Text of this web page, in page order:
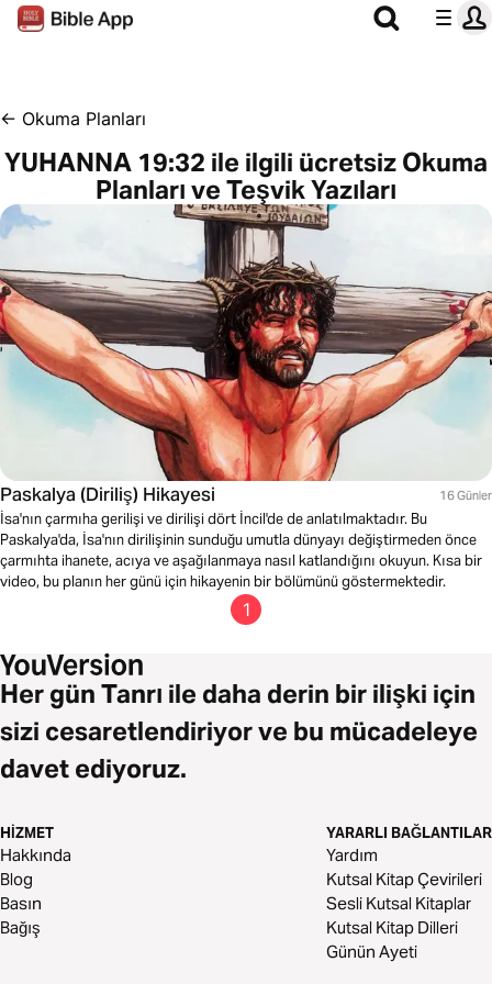
← Okuma Planları
YUHANNA 19:32 ile ilgili ücretsiz Okuma
Planları ve Teşvik Yazıları
Paskalya (Diriliş) Hikayesi 16 Günler
İsa'nın çarmıha gerilişi ve dirilişi dört İncil'de de anlatılmaktadır. Bu
Paskalya'da, İsa'nın dirilişinin sunduğu umutla dünyayı değiştirmeden önce
çarmıhta ihanete, acıya ve aşağılanmaya nasıl katlandığını okuyun. Kısa bir
video, bu planın her günü için hikayenin bir bölümünü göstermektedir.
1
Her gün Tanrı ile daha derin bir ilişki için
sizi cesaretlendiriyor ve bu mücadeleye
davet ediyoruz.
HIZMET
Hakkında
Blog
Basın
Bağış
YARARLI BAĞLANTILAR
Yardım
Kutsal Kitap Çevirileri
Sesli Kutsal Kitaplar
Kutsal Kitap Dilleri
Günün Ayeti